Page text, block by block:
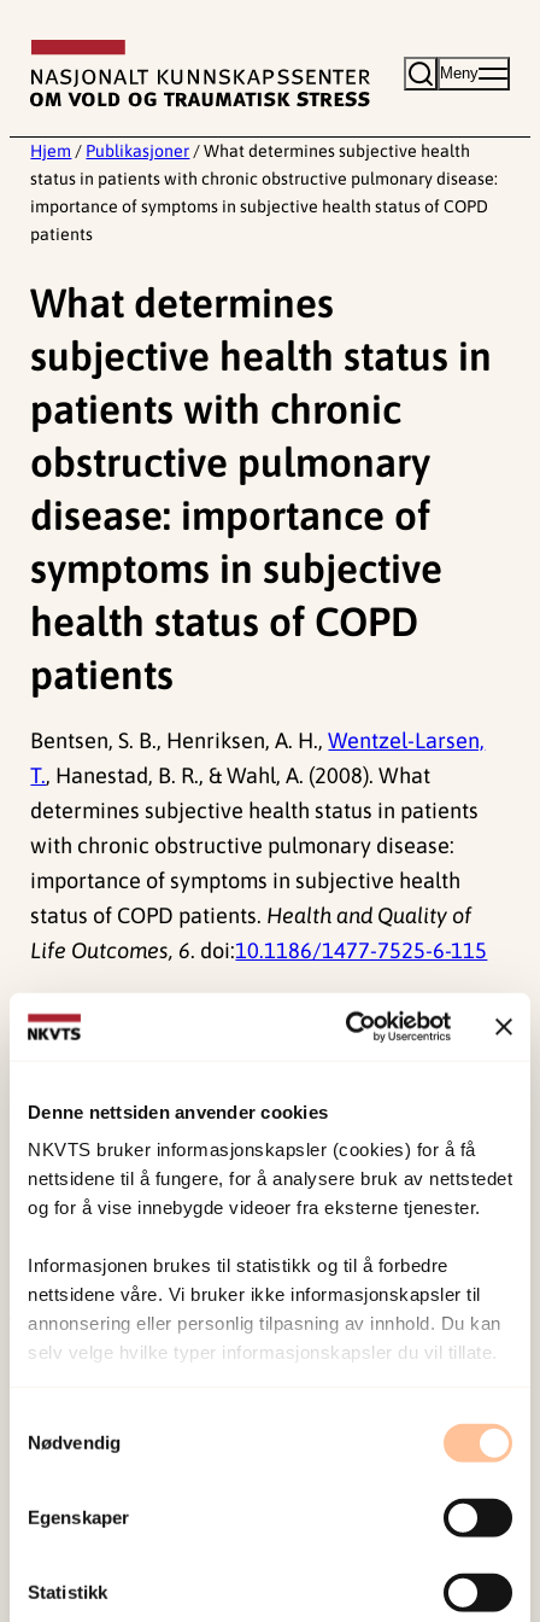
Denne nettsiden anvender cookies
NKVTS bruker informasjonskapsler (cookies) for å få
nettsidene til å fungere, for å analysere bruk av nettstedet
og for å vise innebygde videoer fra eksterne tjenester.
Informasjonen brukes til statistikk og til å forbedre
nettsidene våre. Vi bruker ikke informasjonskapsler til
annonsering eller personlig tilpasning av innhold. Du kan
selv velge hvilke typer informasjonskapsler du vil tillate.
Nødvendig
Egenskaper
Statistikk
innhold
Meny
Hjem / Publikasjoner / What determines subjective health
status in patients with chronic obstructive pulmonary disease:
importance of symptoms in subjective health status of COPD
patients
What determines
subjective health status in
patients with chronic
obstructive pulmonary
disease: importance of
symptoms in subjective
health status of COPD
patients
Bentsen, S. B., Henriksen, A. H.,Wentzel-Larsen,
T., Hanestad, B. R., & Wahl, A. (2008). What
determines subjective health status in patients
with chronic obstructive pulmonary disease:
importance of symptoms in subjective health
status of COPD patients. Health and Quality of
Life Outcomes, 6. doi:10.1186/1477-7525-6-115
Forsker emeritus
Vis profil
Publisert:19. mars 2026
om vold og traumatisk stress. Formålet er å bidra